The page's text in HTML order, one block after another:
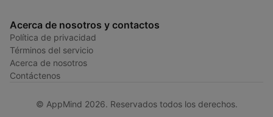
Acerca de nosotros y contactos
Política de privacidad
Términos del servicio
Acerca de nosotros
Contáctenos
© AppMind 2026. Reservados todos los derechos.